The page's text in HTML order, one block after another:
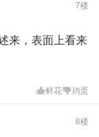
7楼
来，表面上看来
鲜花 鸡蛋
8楼